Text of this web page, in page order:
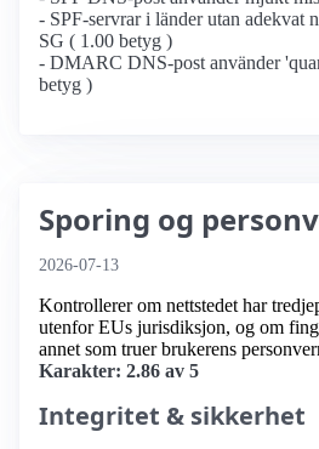
- SPF-servrar i länder utan adekvat
SG ( 1.00 betyg )
- DMARC DNS-post använder
betyg )
Sporing og
2026-07-13
Kontrollerer om nettstedet har
utenfor EUs jurisdiksjon, og om
annet som truer brukerens
Karakter: 2.86 av 5
Integritet & sikkerhet